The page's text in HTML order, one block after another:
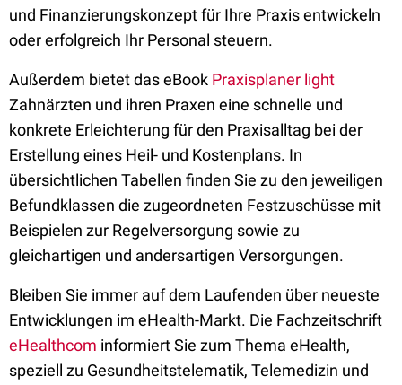
und Finanzierungskonzept für Ihre Praxis entwickeln
oder erfolgreich Ihr Personal steuern.
Außerdem bietet das eBook Praxisplaner light
Zahnärzten und ihren Praxen eine schnelle und
konkrete Erleichterung für den Praxisalltag bei der
Erstellung eines Heil- und Kostenplans. In
übersichtlichen Tabellen finden Sie zu den jeweiligen
Befundklassen die zugeordneten Festzuschüsse mit
Beispielen zur Regelversorgung sowie zu
gleichartigen und andersartigen Versorgungen.
Bleiben Sie immer auf dem Laufenden über neueste
Entwicklungen im eHealth-Markt. Die Fachzeitschrift
eHealthcom informiert Sie zum Thema eHealth,
speziell zu Gesundheitstelematik, Telemedizin und